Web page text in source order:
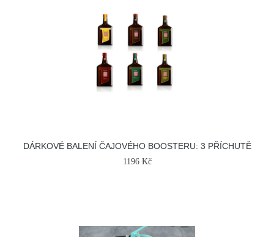
DÁRKOVÉ BALENÍ ČAJOVÉHO BOOSTERU: 3 PŘÍCHUTĚ
1196 Kč